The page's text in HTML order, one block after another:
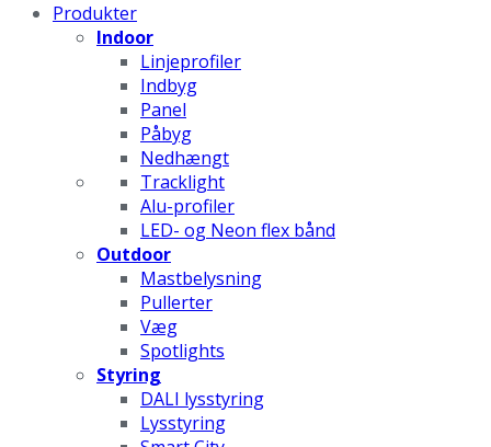
Produkter
Indoor
Linjeprofiler
Indbyg
Panel
Påbyg
Nedhængt
Tracklight
Alu-profiler
LED- og Neon flex bånd
Outdoor
Mastbelysning
Pullerter
Væg
Spotlights
Styring
DALI lysstyring
Lysstyring